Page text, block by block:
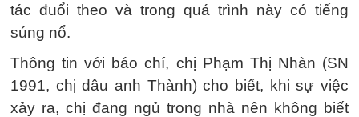
tác đuổi theo và trong quá trình này có tiếng
súng nổ.
Thông tin với báo chí, chị Phạm Thị Nhàn (SN
1991, chị dâu anh Thành) cho biết, khi sự việc
xảy ra, chị đang ngủ trong nhà nên không biết